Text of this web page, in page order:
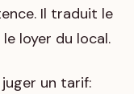
Il traduit le
loyer du local.
un tarif: